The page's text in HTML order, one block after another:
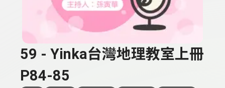
59 - Yinka台灣地理教室上冊
P84-85